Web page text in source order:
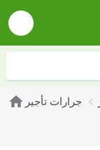
جرارات تأجير